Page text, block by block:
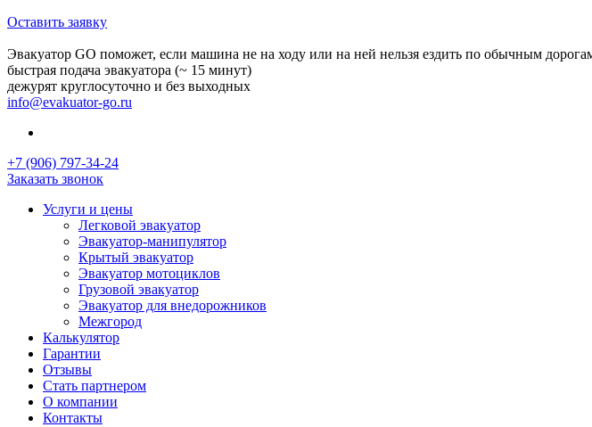
Оставить заявку
Эвакуатор GO поможет, если машина не на ходу или на ней нельзя ездить по обычным
быстрая подача эвакуатора (~ 15 минут)
дежурят круглосуточно и без выходных
info@evakuator-go.ru
+7 (906) 797-34-24
Заказать звонок
Услуги и цены
Легковой эвакуатор
Эвакуатор-манипулятор
Крытый эвакуатор
Эвакуатор мотоциклов
Грузовой эвакуатор
Эвакуатор для внедорожников
Межгород
Калькулятор
Гарантии
Отзывы
Стать партнером
О компании
Контакты